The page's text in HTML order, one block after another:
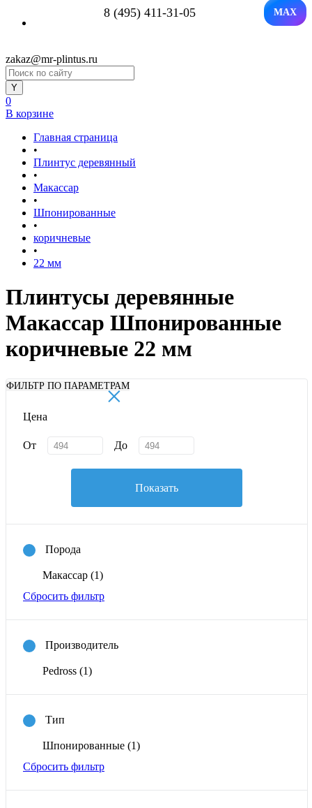
8 (495) 411-31-05 MAX
zakaz@mr-plintus.ru
0
В корзине
Главная страница
•
Плинтус деревянный
•
Макассар
•
Шпонированные
•
коричневые
•
22 мм
Плинтусы деревянные
Макассар Шпонированные
коричневые 22 мм
ФИЛЬТР ПО ПАРАМЕТРАМ
×
Цена
От До
Показать
Порода
Макассар (1)
Сбросить фильтр
Производитель
Pedross (1)
Тип
Шпонированные (1)
Сбросить фильтр